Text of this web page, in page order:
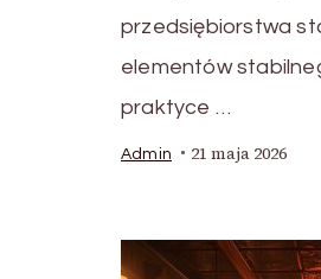
przedsiębiorstwa
elementów
praktyce …
Admin 21 maja 2026